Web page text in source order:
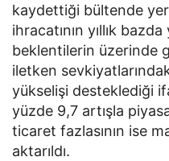
kaydettiği bültende yer
ihracatının yıllık
beklentilerin üzerinde
iletken
yükselişi desteklediği
yüzde 9,7 artışla
ticaret fazlasının ise
aktarıldı.